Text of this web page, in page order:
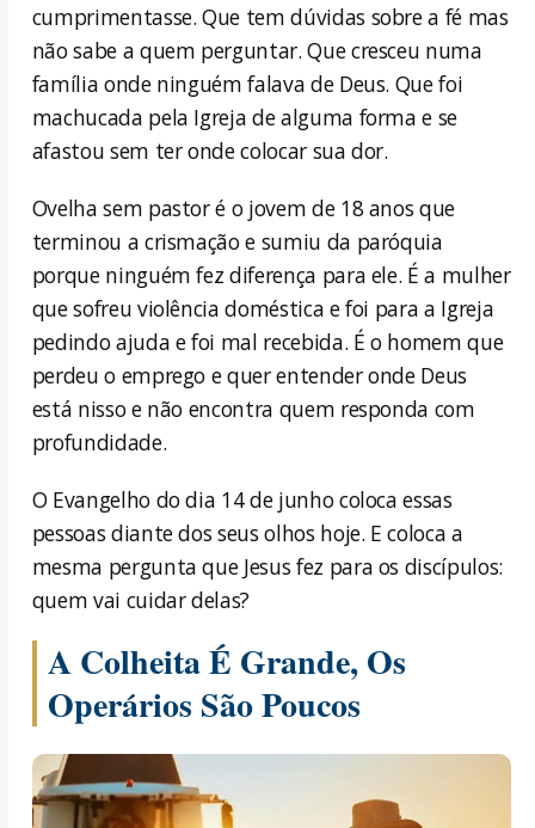
cumprimentasse. Que tem dúvidas sobre a fé mas
não sabe a quem perguntar. Que cresceu numa
família onde ninguém falava de Deus. Que foi
machucada pela Igreja de alguma forma e se
afastou sem ter onde colocar sua dor.
Ovelha sem pastor é o jovem de 18 anos que
terminou a crismação e sumiu da paróquia
porque ninguém fez diferença para ele. É a mulher
que sofreu violência doméstica e foi para a Igreja
pedindo ajuda e foi mal recebida. É o homem que
perdeu o emprego e quer entender onde Deus
está nisso e não encontra quem responda com
profundidade.
O Evangelho do dia 14 de junho coloca essas
pessoas diante dos seus olhos hoje. E coloca a
mesma pergunta que Jesus fez para os discípulos:
quem vai cuidar delas?
A Colheita É Grande, Os
Operários São Poucos